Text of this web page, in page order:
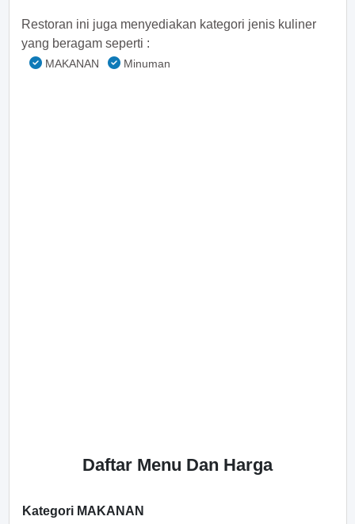
Restoran ini juga menyediakan kategori jenis kuliner
yang beragam seperti :
MAKANAN Minuman
Daftar Menu Dan Harga
Kategori MAKANAN